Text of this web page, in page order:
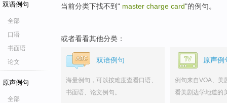
双语例句
全部
口语
书面语
论文
原声例句
全部
当前分类下找不到" master charge card"的例句。
或者看看其他分类：
双语例句
海量例句，可以按难度查看口语、
书面语、论文例句。
原声例
例句来自VOA、美
看美剧边学地道的